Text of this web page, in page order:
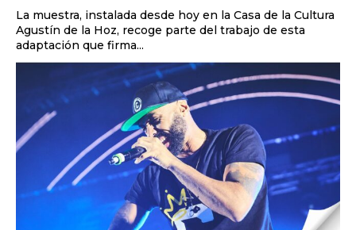
La muestra, instalada desde hoy en la Casa de la Cultura
Agustín de la Hoz, recoge parte del trabajo de esta
adaptación que firma...